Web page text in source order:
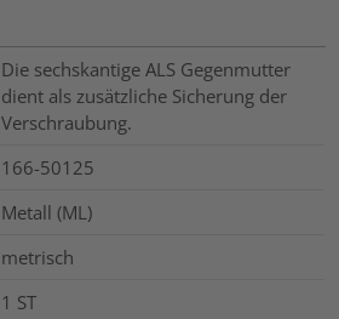
Die sechskantige ALS Gegenmutter
dient als zusätzliche Sicherung der
Verschraubung.
166-50125
Metall (ML)
metrisch
1 ST